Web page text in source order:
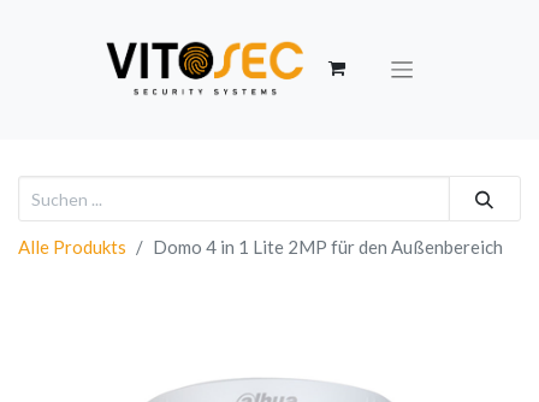
Alle Produkts Domo 4 in 1 Lite 2MP für den Außenbereich